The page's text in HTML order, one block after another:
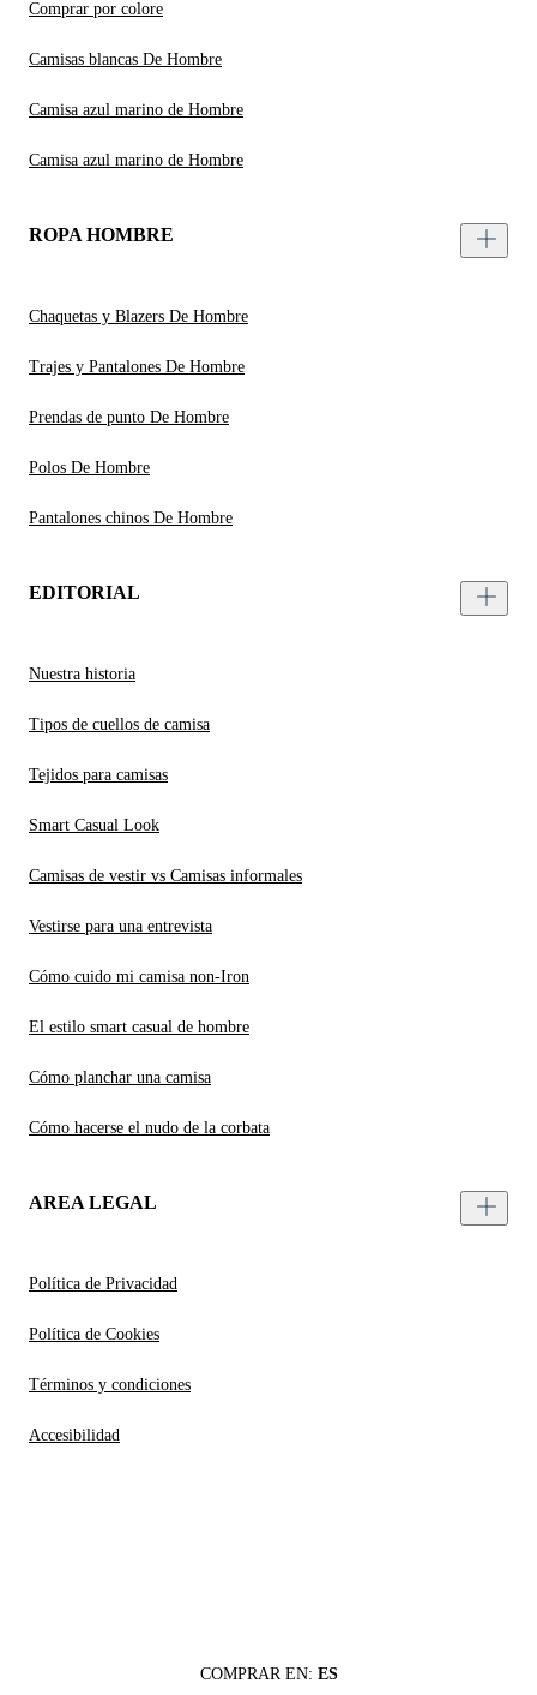
Comprar por colore
Camisas blancas De Hombre
Camisa azul marino de Hombre
Camisa azul marino de Hombre
ROPA HOMBRE
Chaquetas y Blazers De Hombre
Trajes y Pantalones De Hombre
Prendas de punto De Hombre
Polos De Hombre
Pantalones chinos De Hombre
EDITORIAL
Nuestra historia
Tipos de cuellos de camisa
Tejidos para camisas
Smart Casual Look
Camisas de vestir vs Camisas informales
Vestirse para una entrevista
Cómo cuido mi camisa non-Iron
El estilo smart casual de hombre
Cómo planchar una camisa
Cómo hacerse el nudo de la corbata
AREA LEGAL
Política de Privacidad
Política de Cookies
Términos y condiciones
Accesibilidad
COMPRAR EN: ES